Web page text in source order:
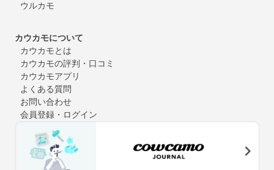
ウルカモ
カウカモについて
カウカモとは
カウカモの評判・口コミ
カウカモアプリ
よくある質問
お問い合わせ
会員登録・ログイン